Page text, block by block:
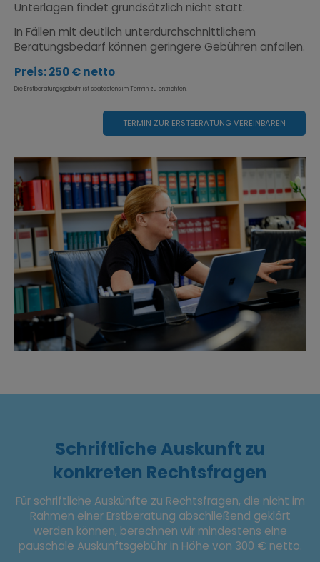
Unterlagen findet grundsätzlich nicht statt.
In Fällen mit deutlich unterdurchschnittlichem
Beratungsbedarf können geringere Gebühren anfallen.
Preis: 250 € netto
Die Erstberatungsgebühr ist spätestensim Termin zu entrichten.
TERMIN ZUR ERSTBERATUNG VEREINBAREN
Schriftliche Auskunft zu
konkreten Rechtsfragen
Für schriftliche Auskünfte zu Rechtsfragen, die nicht im
Rahmen einer Erstberatung abschließend geklärt
werden können, berechnen wir mindestens eine
pauschale Auskunftsgebühr in Höhe von 300 € netto.